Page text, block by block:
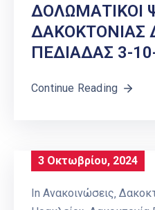
ΔΟΛΩΜΑΤΙΚΟΙ
ΠΕΔΙΑΔΑΣ 3-
Continue Reading
3 Οκτωβρίου, 2024
In Ανακοινώσεις‚